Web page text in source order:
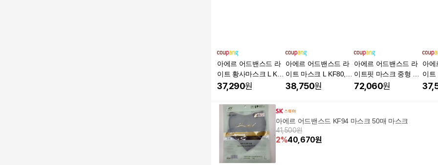
아에르 어드밴스드 라
이트 황사마스크 L KF8
0, 1개입, 50개, 화이트
37,290원
아에르 어드밴스드 라
이트 마스크 L KF80, 1
개입, 50개, 그레이
38,750원
아에르 어드밴스드 라
이트핏 마스크 중형 KF
80, 1개입, 100개, 베이
72,060원
아에
이트
M
아에르 어드밴스드 KF94 마스크 50매 마스크
41,500원
2%40,670원